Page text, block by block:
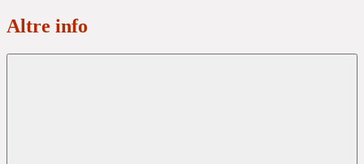
Altre info